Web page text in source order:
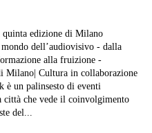
quinta edizione di Milano
dell’audiovisivo - dalla
alla fruizione -
Milano| Cultura in collaborazione
che vede il coinvolgimento
del...